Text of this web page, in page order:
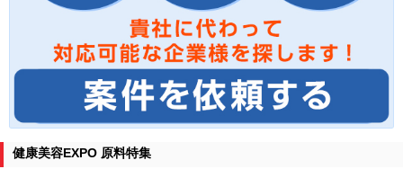
健康美容EXPO 原料特集